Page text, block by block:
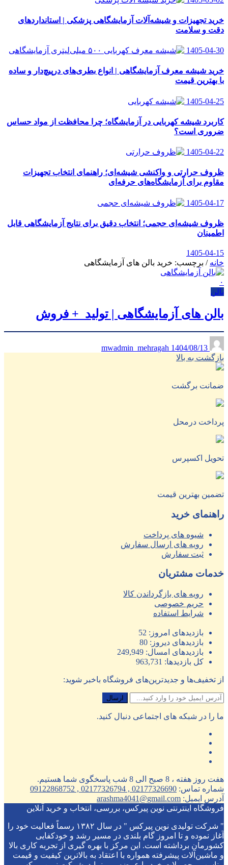
خرید تجهیزات و شیشه‌آلات آزمایشگاهی پزشکی | استانداردهای
دقت و سلامت
1405-04-30
خرید شیشه معرف آزمایشگاهی | انواع بطری‌های در‌پیچ‌دار و ساده
با بهترین قیمت
1405-04-25
کاربرد شیشه کهربایی در آزمایشگاه؛ چرا محافظت از مواد حساس
ضروری است؟
1405-04-22
ظروف حرارتی و واکنشی شیشه‌ای؛ راهنمای انتخاب تجهیزات
مقاوم برای آزمایشگاه‌های حرفه‌ای
1405-04-17
ظروف شیشه‌ای حجمی؛ انتخاب دقیق برای نتایج آزمایشگاهی قابل
اطمینان
1405-04-15
خانه / برچسب: خرید بالن های آزمایشگاهی
۰
بالن
بالن های آزمایشگاهی | تولید + فروش
1404/08/13
بازگشت به بالا
ضمانت برگشت
پرداخت درمحل
تحویل اکسپرس
تضمین بهترین قیمت
راهنمای خرید
شیوه های پرداخت
رویه های ارسال سفارش
ثبت سفارش
خدمات مشتریان
رویه های بازگرداندن کالا
حریم خصوصی
شرایط استفاده
بازدیدهای امروز: 52
بازدیدهای دیروز: 80
بازدیدهای امسال: 249,949
کل بازدیدها: 963,731
از تخفیف‌ها و جدیدترین‌های فروشگاه باخبر شوید:
ما را در شبکه های اجتماعی دنبال کنید.
هفت روز هفته ، 8 صبح الی 8 شب پاسخگوی شما هستیم.
شماره تماس: 02177326690 , 02177326794 , 09122868752
آدرس ایمیل: arashma4041@gmail.com
فروشگاه اینترنتی نوین پیرکس، بررسی، انتخاب و خرید آنلاین
" شرکت تولیدی نوین پیرکس " در سال ۱۳۸۲ رسماً فعالیت خود را
آغاز نموده و تا امروز گام بلندی در مسیر رشد و خودکفایی
کشورمان برداشته است. این مرکز با بهره گیری از تجربه کاری بالا
و ماشین‌آلات پیشرفته همواره با اعتقاد به بالاترین کیفیت و قیمت